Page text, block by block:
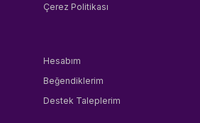
Çerez Politikası
Hesabım
Beğendiklerim
Destek Taleplerim